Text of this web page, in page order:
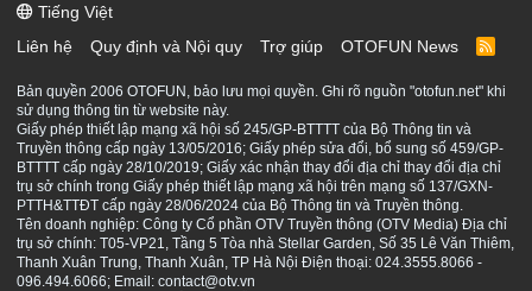
Tiếng Việt
Liên hệ
Quy định và Nội quy Trợ giúp OTOFUN News
R
S
Bản quyền 2006 OTOFUN, bảo lưu mọi quyền. Ghi rõ nguồn "otofun.net" khi
sử dụng thông tin từ website này.
Giấy phép thiết lập mạng xã hội số 245/GP-BTTTT của Bộ Thông tin và
Truyền thông cấp ngày 13/05/2016; Giấy phép sửa đổi, bổ sung số 459/GP-
BTTTT cấp ngày 28/10/2019; Giấy xác nhận thay đổi địa chỉ thay đổi địa chỉ
trụ sở chính trong Giấy phép thiết lập mạng xã hội trên mạng số 137/GXN-
PTTH&TTĐT cấp ngày 28/06/2024 của Bộ Thông tin và Truyền thông.
Tên doanh nghiệp: Công ty Cổ phần OTV Truyền thông (OTV Media) Địa chỉ
trụ sở chính: T05-VP21, Tầng 5 Tòa nhà Stellar Garden, Số 35 Lê Văn Thiêm,
Thanh Xuân Trung, Thanh Xuân, TP Hà Nội Điện thoại: 024.3555.8066 -
096.494.6066; Email: contact@otv.vn